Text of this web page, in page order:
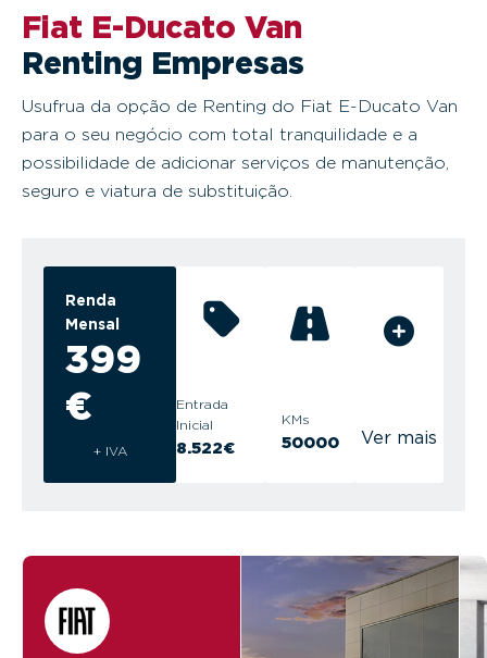
Fiat E-Ducato Van
Renting Empresas
Usufrua da opção de Renting do Fiat E-Ducato Van
para o seu negócio com total tranquilidade e a
possibilidade de adicionar serviços de manutenção,
seguro e viatura de substituição.
Renda
Mensal
399
€
+ IVA
Entrada
Inicial
8.522€
KMs
50000 Ver mais